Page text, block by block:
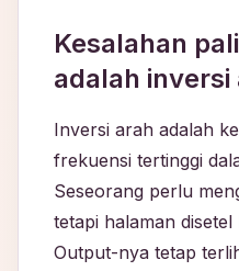
Kesalahan
adalah inversi
Inversi arah adalah
frekuensi tertinggi
Seseorang perlu
tetapi halaman disetel
Output-nya tetap